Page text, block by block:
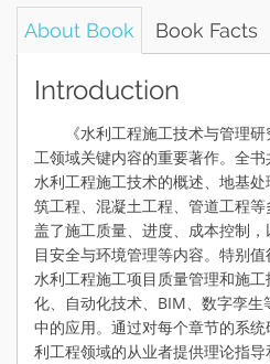
About Book Book Facts
Introduction
《水利工程施工技术与管理研
工领域关键内容的重要著作。全
水利工程施工技术的概述、地基
筑工程、混凝土工程、管道工程
盖了施工质量、进度、成本控制
目安全与环境管理等内容。特别
水利工程施工项目质量管理和施
化、自动化技术、BIM、数字孪生
中的应用。通过对每个章节的系
利工程领域的从业者提供理论指